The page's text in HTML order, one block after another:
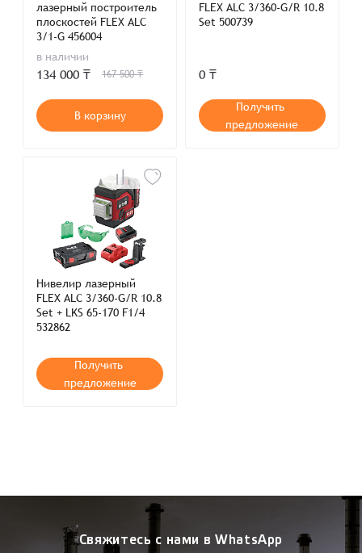
лазерный построитель
плоскостей FLEX ALC
3/1-G 456004
в наличии
134 000 ₸ 167 500 ₸
В корзину
FLEX ALC 3/360-G/R 10.8
Set 500739
0 ₸
Получить
предложение
Нивелир лазерный
FLEX ALC 3/360-G/R 10.8
Set + LKS 65-170 F1/4
532862
Получить
предложение
Свяжитесь с нами в WhatsApp